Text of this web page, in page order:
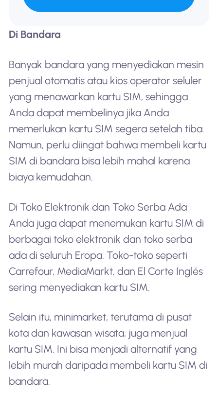
Di Bandara
Banyak bandara yang menyediakan mesin
penjual otomatis atau kios operator seluler
yang menawarkan kartu SIM, sehingga
Anda dapat membelinya jika Anda
memerlukan kartu SIM segera setelah tiba.
Namun, perlu diingat bahwa membeli kartu
SIM di bandara bisa lebih mahal karena
biaya kemudahan.
Di Toko Elektronik dan Toko Serba Ada
Anda juga dapat menemukan kartu SIM di
berbagai toko elektronik dan toko serba
ada di seluruh Eropa. Toko-toko seperti
Carrefour, MediaMarkt, dan El Corte Inglés
sering menyediakan kartu SIM.
Selain itu, minimarket, terutama di pusat
kota dan kawasan wisata, juga menjual
kartu SIM. Ini bisa menjadi alternatif yang
lebih murah daripada membeli kartu SIM di
bandara.